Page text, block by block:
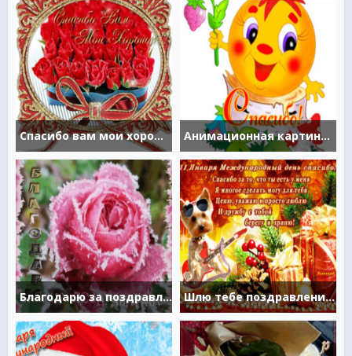
Спасибо вам мои хорошие Анимационная картинка спасибо
Благодарю за поздравление Шлю тебе поздравление с днем спасибо